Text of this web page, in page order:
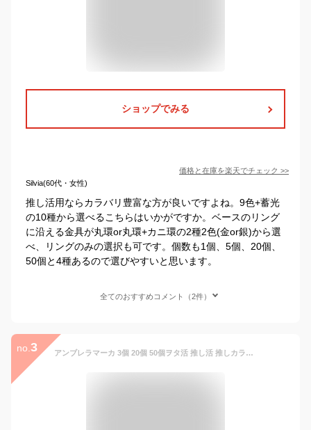
ショップでみる
価格と在庫を楽天でチェック >>
Silvia(60代・女性)
推し活用ならカラバリ豊富な方が良いですよね。9色+蓄光
の10種から選べるこちらはいかがですか。ベースのリング
に沿える金具が丸環or丸環+カニ環の2種2色(金or銀)から選
べ、リングのみの選択も可です。個数も1個、5個、20個、
50個と4種あるので選びやすいと思います。
全てのおすすめコメント（2件）
no. 3 アンブレラマーカ 3個 20個 50個ヲタ活 推し活 推しカラー マルカン カニカン リングのみ 杖 ぬいぐるみシリコンリング ペンライト アクセサリー付け ハンドメイド 日傘 シリコンリング ネームタグ マーカー すべり止め チャーム